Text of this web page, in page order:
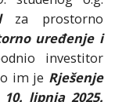
za prostorno
uređenje i
investitor
im je Rješenje
10. lipnja 2025.